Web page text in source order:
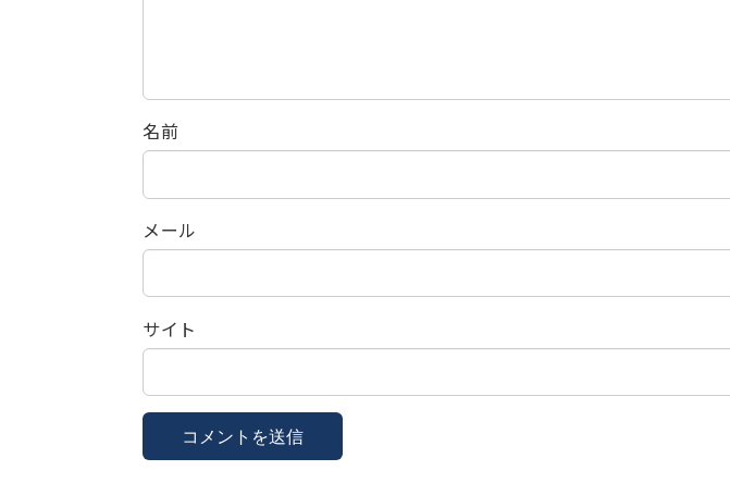
名前
メール
サイト